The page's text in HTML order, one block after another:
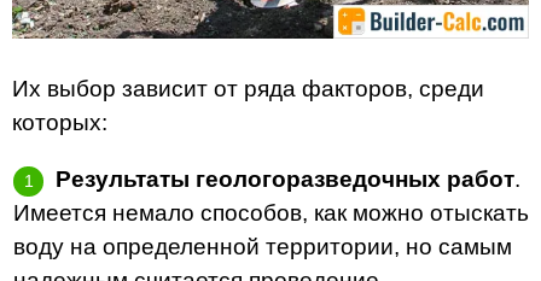
Их выбор зависит от ряда факторов, среди
которых:
Результаты геологоразведочных работ.
Имеется немало способов, как можно отыскать
воду на определенной территории, но самым